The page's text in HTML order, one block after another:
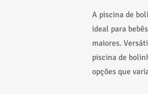
A piscina de
ideal para
maiores.
piscina de
opções que